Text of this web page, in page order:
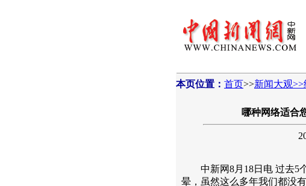
本页位置： 首页>>新闻大观>>
哪种网络适合
中新网8月18日电 过去5个
晕，虽然这么多年我们都没